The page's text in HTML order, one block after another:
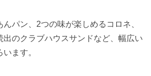
パン、2つの味が楽しめるコロネ、
出のクラブハウスサンドなど、幅広い
ます。